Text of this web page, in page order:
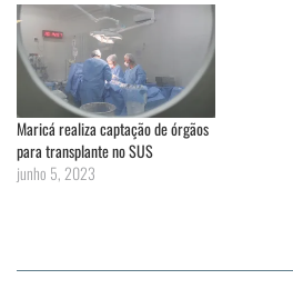
Maricá realiza captação de órgãos
para transplante no SUS
junho 5, 2023